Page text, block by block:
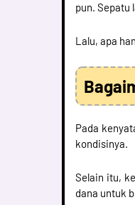
pun. Sepatu
Lalu, apa
Pada
kondisinya.
Selain itu,
dana untuk